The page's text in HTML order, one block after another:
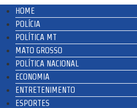
HOME
POLÍCIA
POLÍTICA MT
MATO GROSSO
POLÍTICA NACIONAL
ECONOMIA
ENTRETENIMENTO
ESPORTES